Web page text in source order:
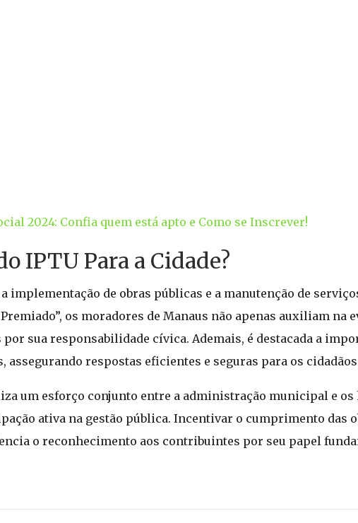
2024: Confia quem está apto e Como se Inscrever!
IPTU Para a Cidade?
implementação de obras públicas e a manutenção de
os moradores de Manaus não apenas auxiliam na
sua responsabilidade cívica. Ademais, é destacada a
respostas eficientes e seguras para os
um esforço conjunto entre a administração municipal e os
ativa na gestão pública. Incentivar o cumprimento das
o reconhecimento aos contribuintes por seu papel